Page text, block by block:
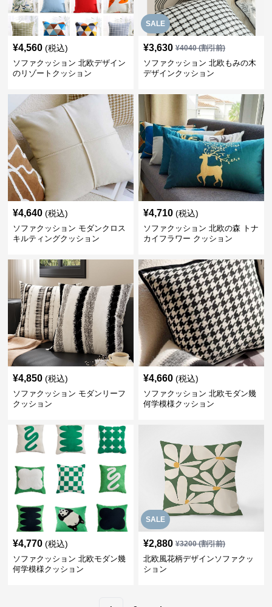
¥4,560 (税込)
ソファクッション 北欧デザイン
のリゾートクッション
SALE
¥3,630 ¥4040(割引前)
ソファクッション 北欧もみの木
デザインクッション
¥4,640 (税込)
ソファクッション モダンクロス
キルティングクッション
¥4,710 (税込)
ソファクッション 北欧の森 トナ
カイフラワー クッション
¥4,850 (税込)
ソファクッション モダンリーフ
クッション
¥4,660 (税込)
ソファクッション 北欧モダン幾
何学模様クッション
¥4,770 (税込)
ソファクッション 北欧モダン幾
何学模様クッション
SALE
¥2,880 ¥3200(割引前)
北欧風花柄デザインソファクッ
ション